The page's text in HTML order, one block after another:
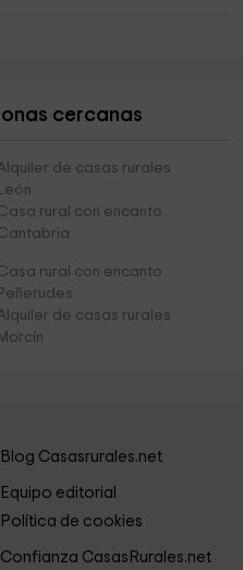
cercanas
de casas rurales
León
rural con encanto
rural con encanto
Peñerudes
de casas rurales
Morcín
Blog Casasrurales.net
Equipo editorial
Política de cookies
Confianza CasasRurales.net